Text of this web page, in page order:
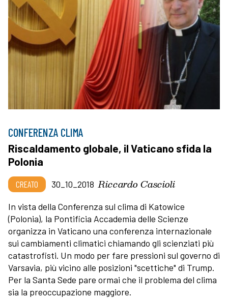
CONFERENZA CLIMA
Riscaldamento globale, il Vaticano sfida la
Polonia
CREATO 30_10_2018 Riccardo Cascioli
In vista della Conferenza sul clima di Katowice
(Polonia), la Pontificia Accademia delle Scienze
organizza in Vaticano una conferenza internazionale
sui cambiamenti climatici chiamando gli scienziati più
catastrofisti. Un modo per fare pressioni sul governo di
Varsavia, più vicino alle posizioni "scettiche" di Trump.
Per la Santa Sede pare ormai che il problema del clima
sia la preoccupazione maggiore.